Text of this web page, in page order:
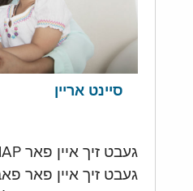
סיינט אריין
געבט זיך איין פאר SNAP
געבט זיך איין פאר